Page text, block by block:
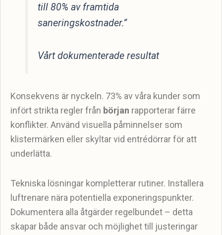
till 80% av framtida
saneringskostnader.”
Vårt dokumenterade resultat
Konsekvens är nyckeln. 73% av våra kunder som
infört strikta regler från början rapporterar färre
konflikter. Använd visuella påminnelser som
klistermärken eller skyltar vid entrédörrar för att
underlätta.
Tekniska lösningar kompletterar rutiner. Installera
luftrenare nära potentiella exponeringspunkter.
Dokumentera alla åtgärder regelbundet – detta
skapar både ansvar och möjlighet till justeringar